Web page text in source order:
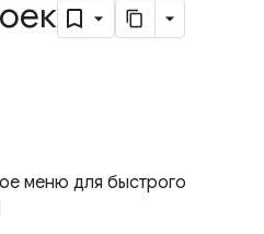
меню для быстрого